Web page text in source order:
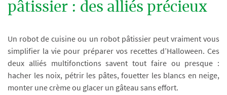
pâtissier : des alliés précieux
Un robot de cuisine ou un robot pâtissier peut vraiment vous
simplifier la vie pour préparer vos recettes d’Halloween. Ces
deux alliés multifonctions savent tout faire ou presque :
hacher les noix, pétrir les pâtes, fouetter les blancs en neige,
monter une crème ou glacer un gâteau sans effort.